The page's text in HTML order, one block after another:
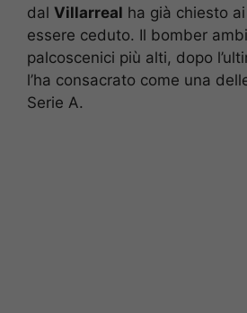
dal Villarreal ha già chiesto
essere ceduto. Il bomber
palcoscenici più alti, dopo
l’ha consacrato come una
Serie A.